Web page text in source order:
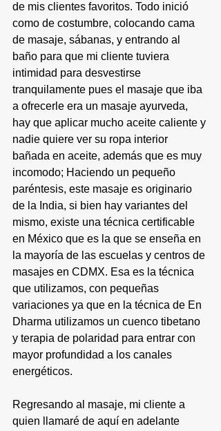
de mis clientes favoritos. Todo inició
como de costumbre, colocando cama
de masaje, sábanas, y entrando al
baño para que mi cliente tuviera
intimidad para desvestirse
tranquilamente pues el masaje que iba
a ofrecerle era un masaje ayurveda,
hay que aplicar mucho aceite caliente y
nadie quiere ver su ropa interior
bañada en aceite, además que es muy
incomodo; Haciendo un pequeño
paréntesis, este masaje es originario
de la India, si bien hay variantes del
mismo, existe una técnica certificable
en México que es la que se enseña en
la mayoría de las escuelas y centros de
masajes en CDMX. Esa es la técnica
que utilizamos, con pequeñas
variaciones ya que en la técnica de En
Dharma utilizamos un cuenco tibetano
y terapia de polaridad para entrar con
mayor profundidad a los canales
energéticos.
Regresando al masaje, mi cliente a
quien llamaré de aquí en adelante